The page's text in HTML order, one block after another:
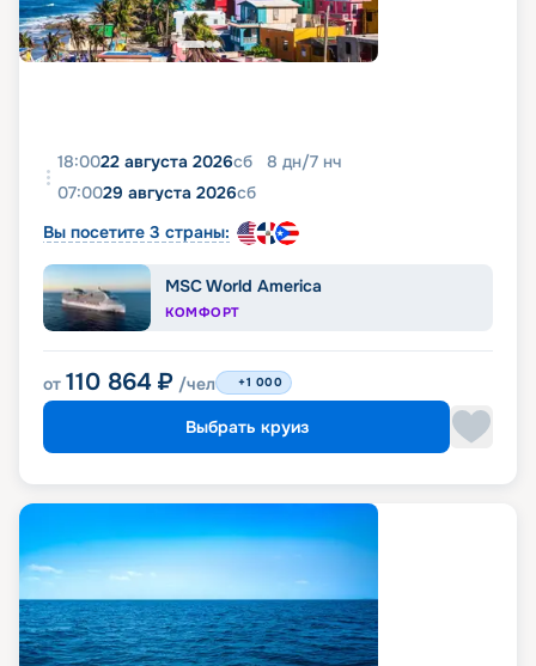
18:0022 августа 2026сб 8 дн/7 нч
07:0029 августа 2026сб
Вы посетите 3 страны:
MSC World America
КОМФОРТ
от 110 864 ₽ /чел +1 000
Выбрать круиз